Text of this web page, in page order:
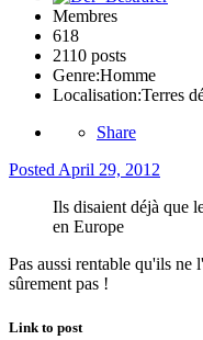
Membres
618
2110 posts
Genre:Homme
Localisation:Terres
Share
Posted April 29, 2012
Ils disaient déjà que
en Europe
Pas aussi rentable qu'ils ne
sûrement pas !
Link to post